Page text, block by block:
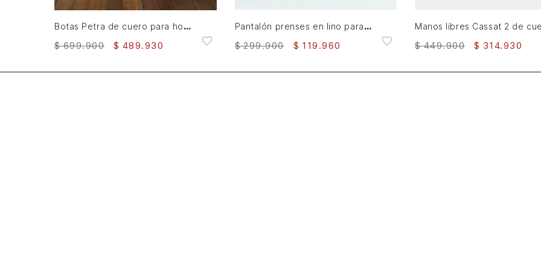
Botas Petra de cuero para hombre tractoradas
$ 699.900 $ 489.930
Pantalón prenses en lino para hombre fit holgado
$ 299.900 $ 119 .960 $ 449.900 $ 314.930